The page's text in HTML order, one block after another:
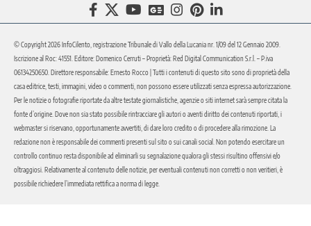
© Copyright 2026 InfoCilento, registrazione Tribunale di Vallo della Lucania nr. 1/09 del 12 Gennaio 2009.
Iscrizione al Roc: 41551. Editore: Domenico Cerruti – Proprietà: Red Digital Communication S.r.l. – P.iva
06134250650. Direttore responsabile: Ernesto Rocco | Tutti i contenuti di questo sito sono di proprietà della
casa editrice, testi, immagini, video o commenti, non possono essere utilizzati senza espressa autorizzazione.
Per le notizie o fotografie riportate da altre testate giornalistiche, agenzie o siti internet sarà sempre citata la
fonte d’origine. Dove non sia stato possibile rintracciare gli autori o aventi diritto dei contenuti riportati, i
webmaster si riservano, opportunamente avvertiti, di dare loro credito o di procedere alla rimozione. La
redazione non è responsabile dei commenti presenti sul sito o sui canali social. Non potendo esercitare un
controllo continuo resta disponibile ad eliminarli su segnalazione qualora gli stessi risultino offensivi e/o
oltraggiosi. Relativamente al contenuto delle notizie, per eventuali contenuti non corretti o non veritieri, è
possibile richiedere l’immediata rettifica a norma di legge.